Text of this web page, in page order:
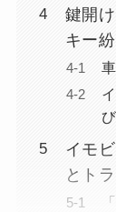
鍵開
キー
イモ
とト